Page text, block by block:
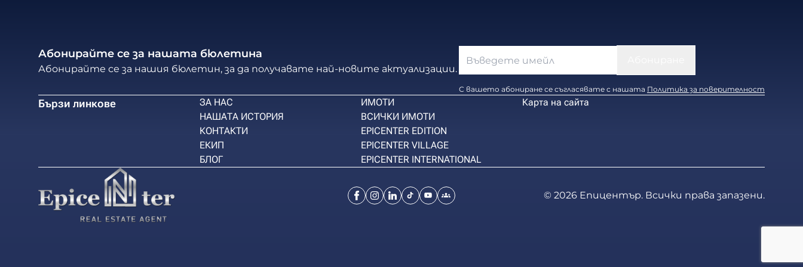
Абонирайте се за нашата бюлетина
Абонирайте се за нашия бюлетин, за да получавате най-новите актуализации.
С вашето абониране се съгласявате с нашата Политика за поверителност
Бързи линкове
ЗА НАС
НАШАТА ИСТОРИЯ
КОНТАКТИ
ЕКИП
БЛОГ
ИМОТИ
ВСИЧКИ ИМОТИ
EPICENTER EDITION
EPICENTER VILLAGE
EPICENTER INTERNATIONAL
Карта на сайта
© 2026 Епицентър. Всички права запазени.